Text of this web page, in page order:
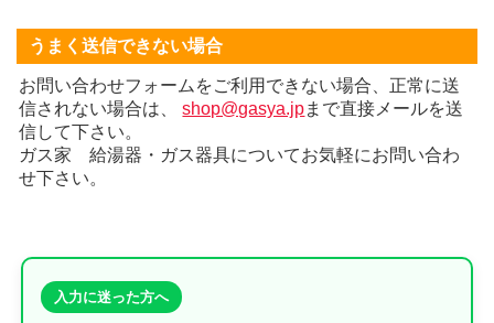
うまく送信できない場合
お問い合わせフォームをご利用できない場合、正常に送
信されない場合は、shop@gasya.jpまで直接メールを送
信して下さい。
ガス家 給湯器・ガス器具についてお気軽にお問い合わ
せ下さい。
入力に迷った方へ